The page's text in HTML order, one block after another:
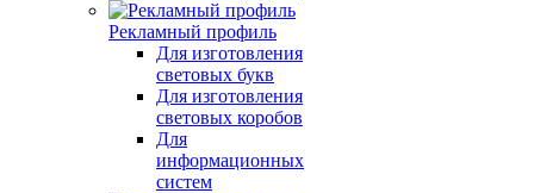
Рекламный профиль
Для изготовления
световых букв
Для изготовления
световых коробов
Для
информационных
систем